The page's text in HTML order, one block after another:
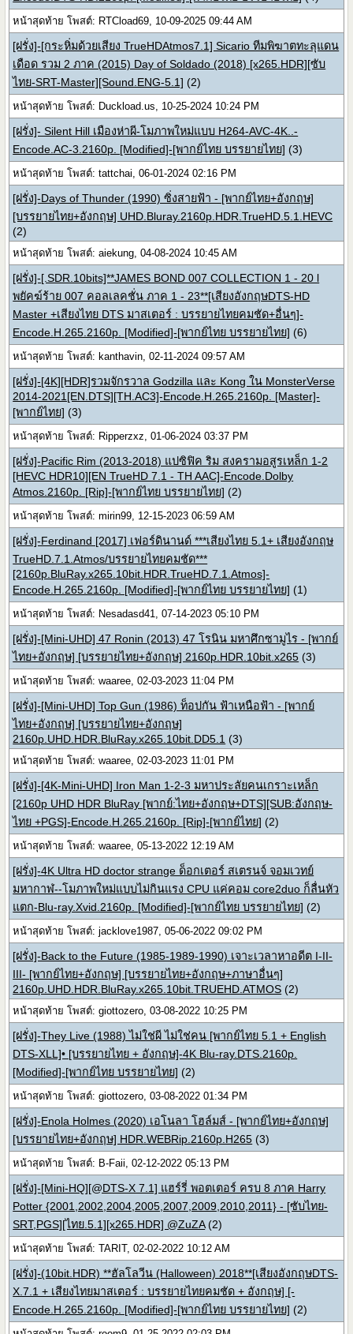
หน้าสุดท้าย โพสต์: RTCload69, 10-09-2025 09:44 AM
[ฝรั่ง]-[กระหิ่มด้วยเสียง TrueHDAtmos7.1] Sicario ทีมพิฆาตทะลุแดน
เดือด รวม 2 ภาค (2015) Day of Soldado (2018) [x265.HDR][ซับ
ไทย-SRT-Master][Sound.ENG-5.1] (2)
หน้าสุดท้าย โพสต์: Duckload.us, 10-25-2024 10:24 PM
[ฝรั่ง]- Silent Hill เมืองห่าผี-โมภาพใหม่แบบ H264-AVC-4K..-
Encode.AC-3.2160p. [Modified]-[พากย์ไทย บรรยายไทย] (3)
หน้าสุดท้าย โพสต์: tattchai, 06-01-2024 02:16 PM
[ฝรั่ง]-Days of Thunder (1990) ซิ่งสายฟ้า - [พากย์ไทย+อังกฤษ]
[บรรยายไทย+อังกฤษ] UHD.Bluray.2160p.HDR.TrueHD.5.1.HEVC
(2)
หน้าสุดท้าย โพสต์: aiekung, 04-08-2024 10:45 AM
[ฝรั่ง]-[.SDR.10bits]**JAMES BOND 007 COLLECTION 1 - 20 l
พยัคฆ์ร้าย 007 คอลเลคชั่น ภาค 1 - 23**[เสียงอังกฤษDTS-HD
Master +เสียงไทย DTS มาสเตอร์ : บรรยายไทยคมชัด+อื่นๆ]-
Encode.H.265.2160p. [Modified]-[พากย์ไทย บรรยายไทย] (6)
หน้าสุดท้าย โพสต์: kanthavin, 02-11-2024 09:57 AM
[ฝรั่ง]-[4K][HDR]รวมจักรวาล Godzilla และ Kong ใน MonsterVerse
2014-2021[EN.DTS][TH.AC3]-Encode.H.265.2160p. [Master]-
[พากย์ไทย] (3)
หน้าสุดท้าย โพสต์: Ripperzxz, 01-06-2024 03:37 PM
[ฝรั่ง]-Pacific Rim (2013-2018) แปซิฟิค ริม สงครามอสูรเหล็ก 1-2
[HEVC HDR10][EN TrueHD 7.1 - TH AAC]-Encode.Dolby
Atmos.2160p. [Rip]-[พากย์ไทย บรรยายไทย] (2)
หน้าสุดท้าย โพสต์: mirin99, 12-15-2023 06:59 AM
[ฝรั่ง]-Ferdinand [2017] เฟอร์ดินานด์ ***เสียงไทย 5.1+ เสียงอังกฤษ
TrueHD.7.1.Atmos/บรรยายไทยคมชัด***
[2160p.BluRay.x265.10bit.HDR.TrueHD.7.1.Atmos]-
Encode.H.265.2160p. [Modified]-[พากย์ไทย บรรยายไทย] (1)
หน้าสุดท้าย โพสต์: Nesadasd41, 07-14-2023 05:10 PM
[ฝรั่ง]-[Mini-UHD] 47 Ronin (2013) 47 โรนิน มหาศึกซามูไร - [พากย์
ไทย+อังกฤษ] [บรรยายไทย+อังกฤษ] 2160p.HDR.10bit.x265 (3)
หน้าสุดท้าย โพสต์: waaree, 02-03-2023 11:04 PM
[ฝรั่ง]-[Mini-UHD] Top Gun (1986) ท็อปกัน ฟ้าเหนือฟ้า - [พากย์
ไทย+อังกฤษ] [บรรยายไทย+อังกฤษ]
2160p.UHD.HDR.BluRay.x265.10bit.DD5.1 (3)
หน้าสุดท้าย โพสต์: waaree, 02-03-2023 11:01 PM
[ฝรั่ง]-[4K-Mini-UHD] Iron Man 1-2-3 มหาประลัยคนเกราะเหล็ก
[2160p UHD HDR BluRay [พากย์:ไทย+อังกฤษ+DTS][SUB:อังกฤษ-
ไทย +PGS]-Encode.H.265.2160p. [Rip]-[พากย์ไทย] (2)
หน้าสุดท้าย โพสต์: waaree, 05-13-2022 12:19 AM
[ฝรั่ง]-4K Ultra HD doctor strange ด็อกเตอร์ สเตรนจ์ จอมเวทย์
มหากาฬ--โมภาพใหม่แบบไม่กินแรง CPU แค่คอม core2duo ก็ลื่นหัว
แตก-Blu-ray.Xvid.2160p. [Modified]-[พากย์ไทย บรรยายไทย] (2)
หน้าสุดท้าย โพสต์: jacklove1987, 05-06-2022 09:02 PM
[ฝรั่ง]-Back to the Future (1985-1989-1990) เจาะเวลาหาอดีต I-II-
III- [พากย์ไทย+อังกฤษ] [บรรยายไทย+อังกฤษ+ภาษาอื่นๆ]
2160p.UHD.HDR.BluRay.x265.10bit.TRUEHD.ATMOS (2)
หน้าสุดท้าย โพสต์: giottozero, 03-08-2022 10:25 PM
[ฝรั่ง]-They Live (1988) ไม่ใช่ผี ไม่ใช่คน [พากย์ไทย 5.1 + English
DTS-XLL]• [บรรยายไทย + อังกฤษ]-4K Blu-ray.DTS.2160p.
[Modified]-[พากย์ไทย บรรยายไทย] (2)
หน้าสุดท้าย โพสต์: giottozero, 03-08-2022 01:34 PM
[ฝรั่ง]-Enola Holmes (2020) เอโนลา โฮล์มส์ - [พากย์ไทย+อังกฤษ]
[บรรยายไทย+อังกฤษ] HDR.WEBRip.2160p.H265 (3)
หน้าสุดท้าย โพสต์: B-Faii, 02-12-2022 05:13 PM
[ฝรั่ง]-[Mini-HQ][@DTS-X 7.1] แฮร์รี่ พอตเตอร์ ครบ 8 ภาค Harry
Potter {2001,2002,2004,2005,2007,2009,2010,2011} - [ซับไทย-
SRT,PGS][ไทย.5.1][x265.HDR] @ZuZA(2)
หน้าสุดท้าย โพสต์: TARIT, 02-02-2022 10:12 AM
[ฝรั่ง]-(10bit.HDR) **ฮัลโลวีน (Halloween) 2018**[เสียงอังกฤษDTS-
X.7.1 + เสียงไทยมาสเตอร์ : บรรยายไทยคมชัด + อังกฤษ] [-
Encode.H.265.2160p. [Modified]-[พากย์ไทย บรรยายไทย] (2)